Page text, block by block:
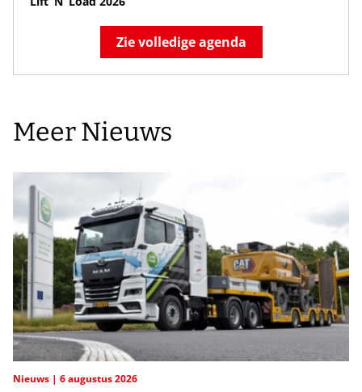
Zie volledige agenda
Meer Nieuws
Nieuws 6 augustus 2026